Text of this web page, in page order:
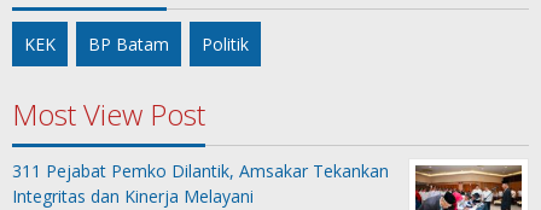
KEK BP Batam Politik
Most View Post
311 Pejabat Pemko Dilantik, Amsakar Tekankan
Integritas dan Kinerja Melayani